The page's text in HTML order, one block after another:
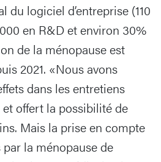
du logiciel d’entreprise (110
en R&D et environ 30%
de la ménopause est
2021. «Nous avons
dans les entretiens
offert la possibilité de
Mais la prise en compte
la ménopause de